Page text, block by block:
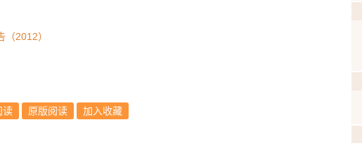
（2012）
读 原版阅读 加入收藏